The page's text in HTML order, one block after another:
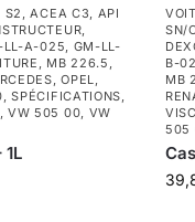
,ACEA C3, API
,
LL-A-025, GM-LL-
, MB 226.5 ,
,OPEL,
,SPÉCIFICATIONS,
, VW 505 00, VW
SN/
B-
MB
505